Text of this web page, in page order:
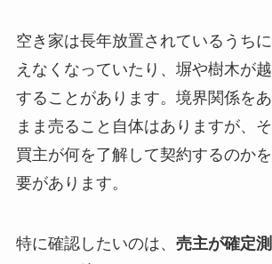
空き家は長年放置されているうち
えなくなっていたり、塀や樹木が
することがあります。境界関係を
まま売ること自体はありますが、そ
買主が何を了解して契約するのか
要があります。
特に確認したいのは、 売主が確定